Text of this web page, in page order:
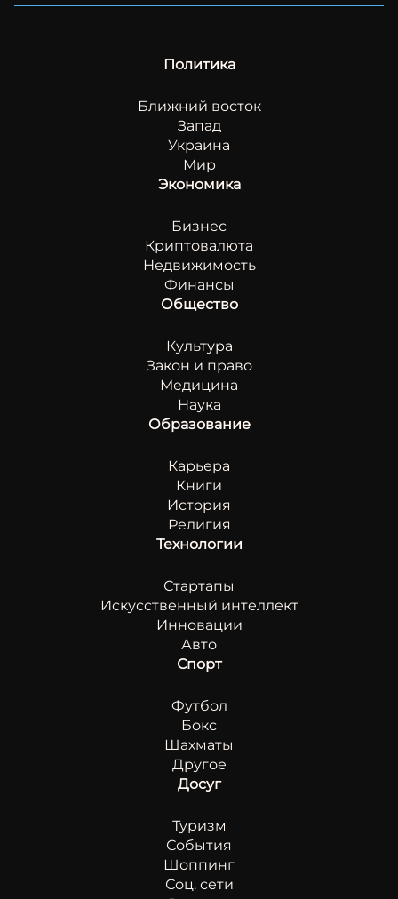
Политика
Ближний восток
Запад
Украина
Мир
Экономика
Бизнес
Криптовалюта
Недвижимость
Финансы
Общество
Культура
Закон и право
Медицина
Наука
Образование
Карьера
Книги
История
Религия
Технологии
Стартапы
Искусственный интеллект
Инновации
Авто
Спорт
Футбол
Бокс
Шахматы
Другое
Досуг
Туризм
События
Шоппинг
Соц. сети